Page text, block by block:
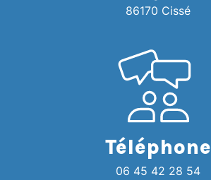
86170 Cissé
Téléphone
06 45 42 28 54